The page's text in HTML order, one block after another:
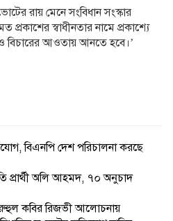
রায় মেনে সংবিধান সংস্কার
প্রকাশের স্বাধীনতার নামে প্রকাশ্যে
বিচারের আওতায় আনতে হবে।’
বিএনপি দেশ পরিচালনা করছে
প্রার্থী অলি আহমদ, ৭০ অনুচাদ
কবির রিজভী আলোচনায়